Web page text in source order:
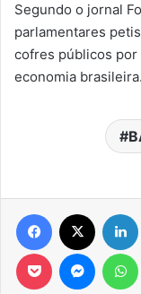
Segundo o jornal
parlamentares
cofres públicos por
economia brasileira.
Facebook
Pocket